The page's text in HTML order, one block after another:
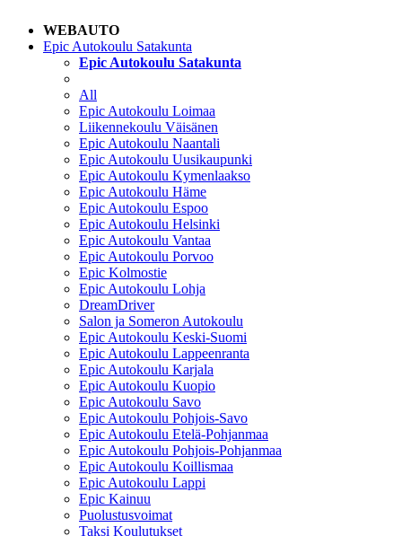
WEBAUTO
Epic Autokoulu Satakunta
Epic Autokoulu Satakunta
All
Epic Autokoulu Loimaa
Liikennekoulu Väisänen
Epic Autokoulu Naantali
Epic Autokoulu Uusikaupunki
Epic Autokoulu Kymenlaakso
Epic Autokoulu Häme
Epic Autokoulu Espoo
Epic Autokoulu Helsinki
Epic Autokoulu Vantaa
Epic Autokoulu Porvoo
Epic Kolmostie
Epic Autokoulu Lohja
DreamDriver
Salon ja Someron Autokoulu
Epic Autokoulu Keski-Suomi
Epic Autokoulu Lappeenranta
Epic Autokoulu Karjala
Epic Autokoulu Kuopio
Epic Autokoulu Savo
Epic Autokoulu Pohjois-Savo
Epic Autokoulu Etelä-Pohjanmaa
Epic Autokoulu Pohjois-Pohjanmaa
Epic Autokoulu Koillismaa
Epic Autokoulu Lappi
Epic Kainuu
Puolustusvoimat
Taksi Koulutukset